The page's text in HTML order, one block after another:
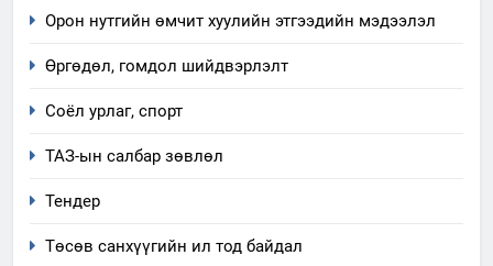
Орон нутгийн өмчит хуулийн этгээдийн мэдээлэл
Өргөдөл, гомдол шийдвэрлэлт
Соёл урлаг, спорт
ТАЗ-ын салбар зөвлөл
Тендер
Төсөв санхүүгийн ил тод байдал
5
салбар зөвлөл” аяны хүрээнд
6